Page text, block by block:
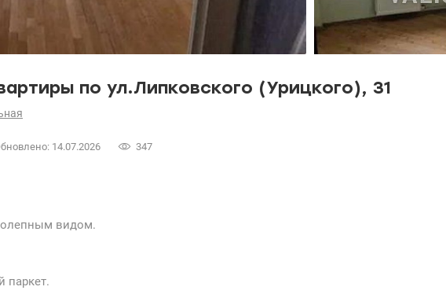
по ул.Липковского (Урицкого), 31
14.07.2026 347
видом.
паркет.